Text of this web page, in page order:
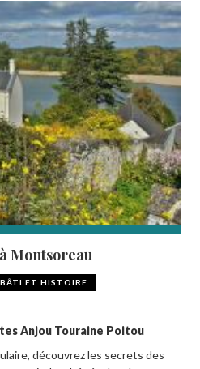
Montsoreau
ET HISTOIRE
Anjou Touraine Poitou
découvrez les secrets des